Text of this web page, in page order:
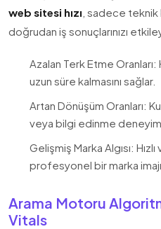
web sitesi hızı , sadece
doğrudan iş sonuçlarınızı
Azalan Terk Etme
uzun süre kalmasını sağlar.
Artan Dönüşüm Oranları:
veya bilgi edinme
Gelişmiş Marka Algısı:
profesyonel bir marka imajı
Arama Motoru
Vitals